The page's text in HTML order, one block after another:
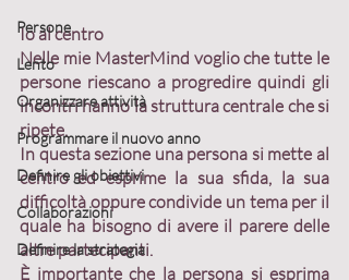
Persone
Lento
Organizzare attività
Programmare il nuovo anno
Definire gli obiettivi
Collaborazioni
Definire la strategia
Io al centro
Nelle mie MasterMind voglio che tutte le
persone riescano a progredire quindi gli
incontri hanno la struttura centrale che si
ripete.
In questa sezione una persona si mette al
centro ed esprime la sua sfida, la sua
difficoltà oppure condivide un tema per il
quale ha bisogno di avere il parere delle
altre partecipanti.